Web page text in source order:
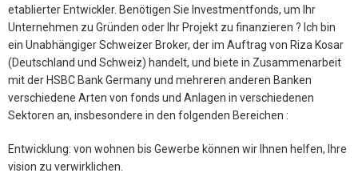
etablierter Entwickler. Benötigen Sie Investmentfonds, um Ihr
Unternehmen zu Gründen oder Ihr Projekt zu finanzieren ? Ich bin
ein Unabhängiger Schweizer Broker, der im Auftrag von Riza Kosar
(Deutschland und Schweiz) handelt, und biete in Zusammenarbeit
mit der HSBC Bank Germany und mehreren anderen Banken
verschiedene Arten von fonds und Anlagen in verschiedenen
Sektoren an, insbesondere in den folgenden Bereichen :
Entwicklung: von wohnen bis Gewerbe können wir Ihnen helfen, Ihre
vision zu verwirklichen.